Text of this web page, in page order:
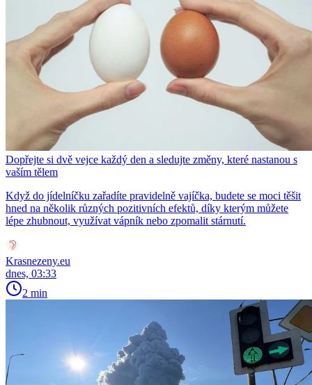
Dopřejte si dvě vejce každý den a sledujte změny, které nastanou s
vaším tělem
Když do jídelníčku zařadíte pravidelně vajíčka, budete se moci těšit
hned na několik různých pozitivních efektů, díky kterým můžete
lépe zhubnout, využívat vápník nebo zpomalit stárnutí.
Krasnezeny.eu
dnes, 03:33
2 min